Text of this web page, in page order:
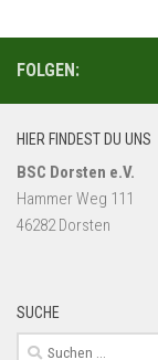
FOLGEN:
HIER FINDEST DU UNS
BSC Dorsten e.V.
Hammer Weg 111
46282 Dorsten
SUCHE
Suchen